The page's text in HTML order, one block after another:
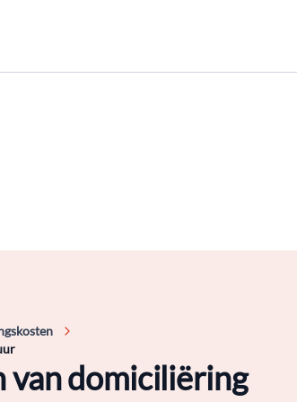
van domiciliëring